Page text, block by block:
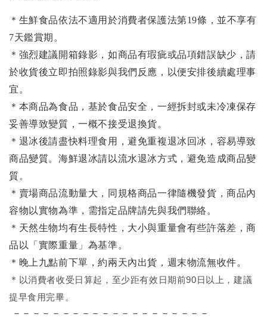
＊生鮮食品依法不適用於消費者保護法第19條，並不享有
7天鑑賞期。
＊強烈建議開箱錄影，如商品有瑕疵或品項錯誤缺少，請
於收貨後立即拍照錄影與我們反應，以便安排後續處理事
宜。
＊本商品為食品，基於食品安全，一經拆封或未冷凍保存
妥善導致變質，一概不接受退換貨。
＊退冰後請盡快料理食用，避免重複退冰回冰，容易導致
商品變質。海鮮退冰請以流水退冰方式，避免造成商品變
質。
＊賣場商品流動量大，同規格商品一律隨機發貨，商品內
容物以實物為準，需指定品牌請先與我們聯絡。
＊天然生物均有生長特性，大小與重量會有些許落差，商
品以「實際重量」為基準。
＊晚上九點前下單，約兩天內出貨，週末物流無收件。
＊ 以消費者收受日算起，至少距有效日期前90日以上，建議
提早食用完畢。
－－－－－－－－－－－－－－－－－－－－